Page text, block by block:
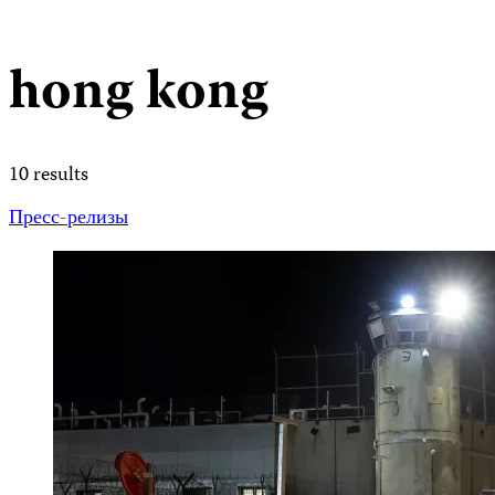
hong kong
10 results
Пресс-релизы